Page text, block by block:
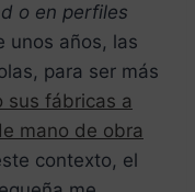
o en perfiles
unos años, las
para ser más
sus fábricas a
mano de obra
contexto, el